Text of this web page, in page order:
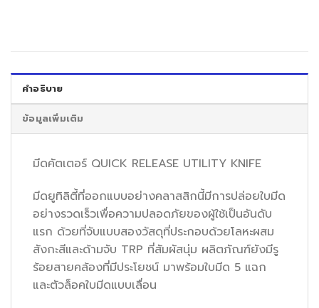
คำอธิบาย
ข้อมูลเพิ่มเติม
มีดคัตเตอร์ QUICK RELEASE UTILITY KNIFE
มีดยูทิลิตี้ที่ออกแบบอย่างคลาสสิกนี้มีการปล่อยใบมีด
อย่างรวดเร็วเพื่อความปลอดภัยของผู้ใช้เป็นอันดับ
แรก ด้วยที่จับแบบสองวัสดุที่ประกอบด้วยโลหะผสม
สังกะสีและด้ามจับ TRP ที่สัมผัสนุ่ม ผลิตภัณฑ์ยังมีรู
ร้อยสายคล้องที่มีประโยชน์ มาพร้อมใบมีด 5 แฉก
และตัวล็อคใบมีดแบบเลื่อน